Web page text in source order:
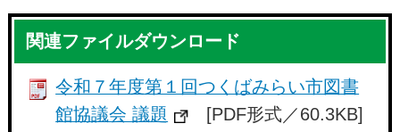
関連ファイルダウンロード
令和７年度第１回つくばみらい市図書
館協議会 議題
[PDF形式／60.3KB]